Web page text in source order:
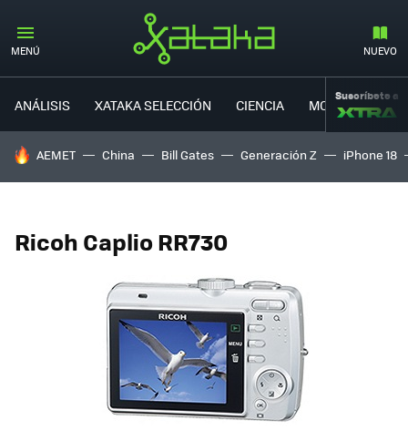
MENÚ NUEVO
ANÁLISIS XATAKA SELECCIÓN CIENCIA MOVILIDAD
Suscríbete a
HOY SE HABLA DE
AEMET China Bill Gates Generación Z iPhone 18
Ricoh Caplio RR730